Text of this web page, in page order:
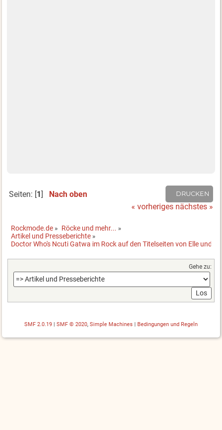
DRUCKEN
Seiten: [1]
Nach oben
« vorheriges nächstes »
Rockmode.de » Röcke und mehr... »
Artikel und Presseberichte »
Doctor Who's Ncuti Gatwa im Rock auf den Titelseiten von Elle und
Gehe zu:
SMF 2.0.19 | SMF © 2020, Simple Machines | Bedingungen und Regeln